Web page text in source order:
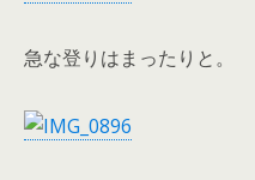
急な登りはまったりと。